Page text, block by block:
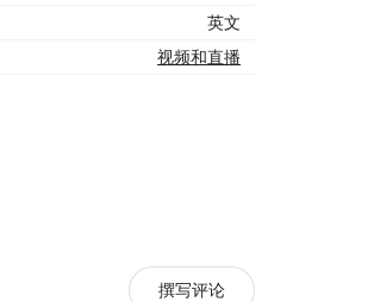
英文
视频和直播
撰写评论